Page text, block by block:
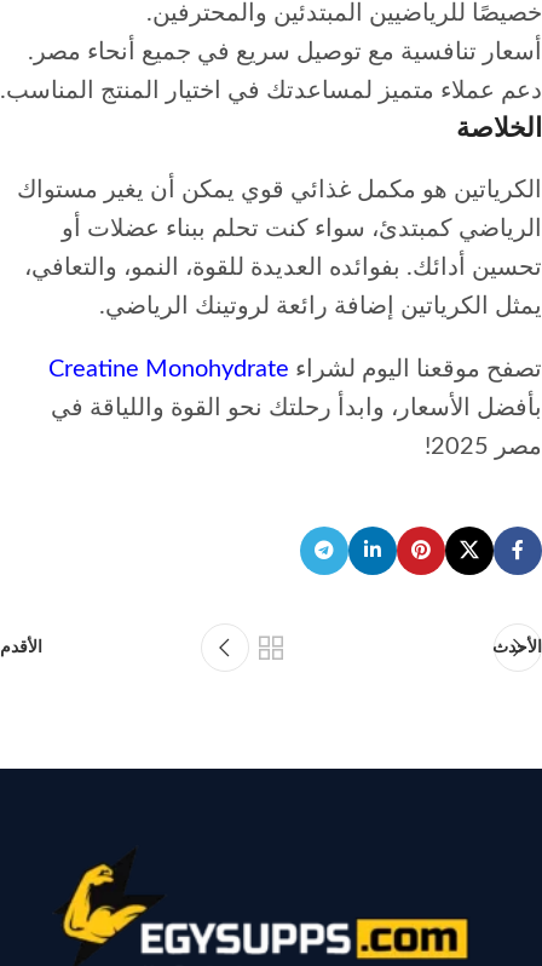
خصيصًا للرياضيين المبتدئين والمحترفين.
أسعار تنافسية مع توصيل سريع في جميع أنحاء مصر.
دعم عملاء متميز لمساعدتك في اختيار المنتج المناسب.
الخلاصة
الكرياتين هو مكمل غذائي قوي يمكن أن يغير مستواك
الرياضي كمبتدئ، سواء كنت تحلم ببناء عضلات أو
تحسين أدائك. بفوائده العديدة للقوة، النمو، والتعافي،
يمثل الكرياتين إضافة رائعة لروتينك الرياضي.
تصفح موقعنا اليوم لشراء Creatine Monohydrate
بأفضل الأسعار، وابدأ رحلتك نحو القوة واللياقة في
مصر 2025!
الأحدث الأقدم